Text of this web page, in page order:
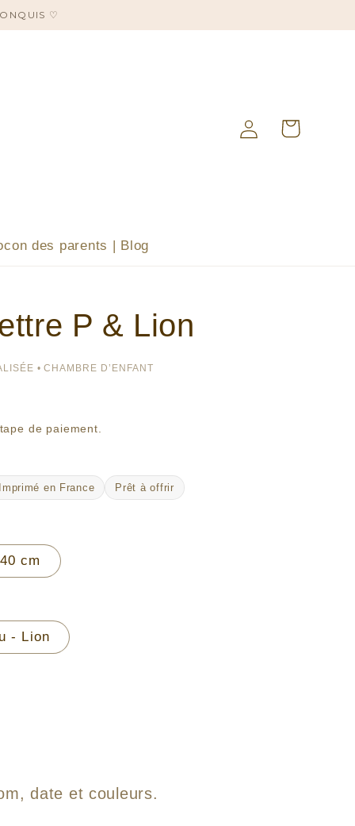
♡
des parents | Blog
ConnexionPanier
P & Lion
• CHAMBRE D’ENFANT
de paiement.
en France Prêt à offrir
cm
- Lion
date et couleurs.